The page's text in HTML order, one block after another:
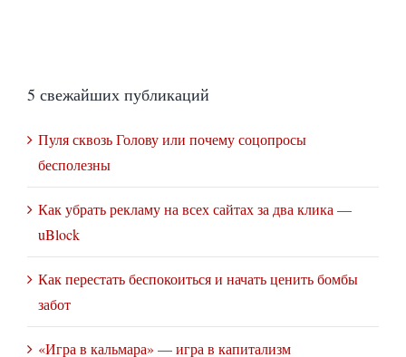
5 свежайших публикаций
Пуля сквозь Голову или почему соцопросы
бесполезны
Как убрать рекламу на всех сайтах за два клика —
uBlock
Как перестать беспокоиться и начать ценить бомбы
забот
«Игра в кальмара» — игра в капитализм